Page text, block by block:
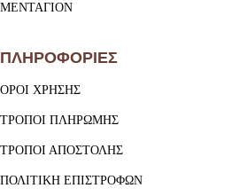
ΜΕΝΤΑΓΙΟΝ
ΠΛΗΡΟΦΟΡΙΕΣ
ΟΡΟΙ ΧΡΗΣΗΣ
ΤΡΟΠΟΙ ΠΛΗΡΩΜΗΣ
ΤΡΟΠΟΙ ΑΠΟΣΤΟΛΗΣ
ΠΟΛΙΤΙΚΗ ΕΠΙΣΤΡΟΦΩΝ